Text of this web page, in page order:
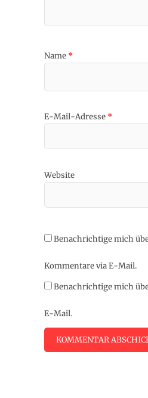
Name *
E-Mail-Adresse *
Website
Benachrichtige mich
Kommentare via E-Mail.
Benachrichtige mich
E-Mail.